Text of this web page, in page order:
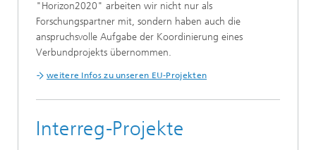
"Horizon2020" arbeiten wir nicht nur als
Forschungspartner mit, sondern haben auch die
anspruchsvolle Aufgabe der Koordinierung eines
Verbundprojekts übernommen.
weitere Infos zu unseren EU-Projekten
Interreg-Projekte